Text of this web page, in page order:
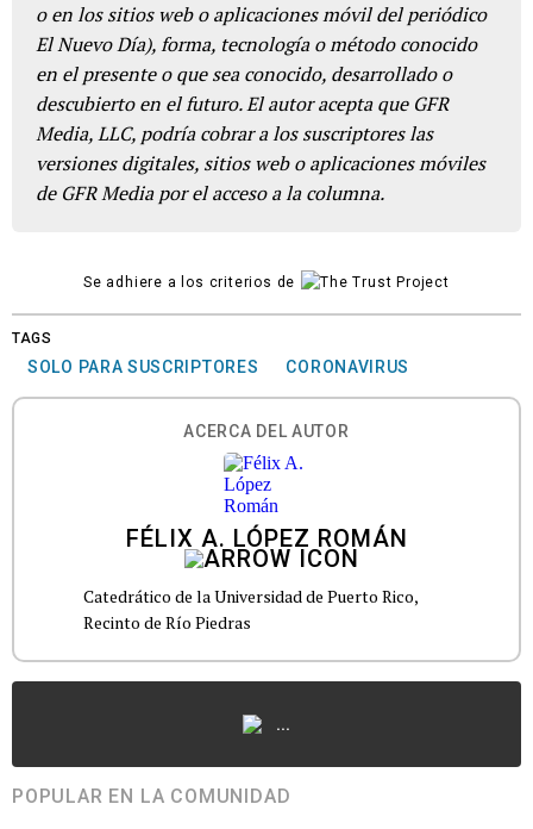
o en los sitios web o aplicaciones móvil del periódico
El Nuevo Día), forma, tecnología o método conocido
en el presente o que sea conocido, desarrollado o
descubierto en el futuro. El autor acepta que GFR
Media, LLC, podría cobrar a los suscriptores las
versiones digitales, sitios web o aplicaciones móviles
de GFR Media por el acceso a la columna.
Se adhiere a los criterios de
TAGS
SOLO PARA SUSCRIPTORES CORONAVIRUS
ACERCA DEL AUTOR
FÉLIX A. LÓPEZ ROMÁN
Catedrático de la Universidad de Puerto Rico,
Recinto de Río Piedras
...
POPULAR EN LA COMUNIDAD